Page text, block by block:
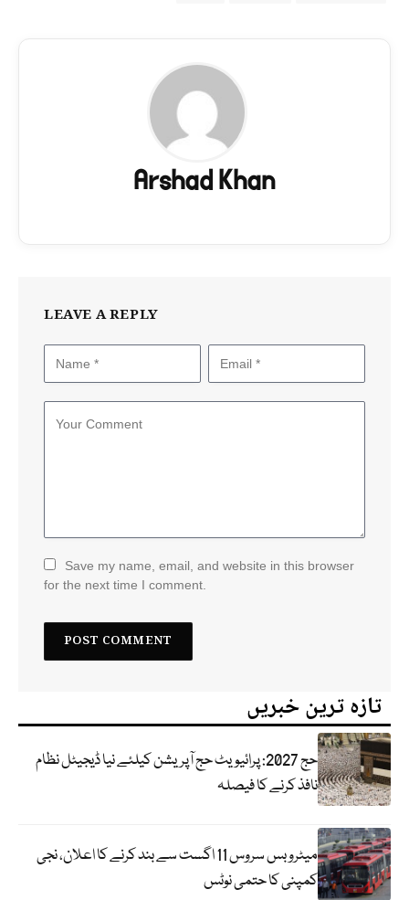
Arshad Khan
LEAVE A REPLY
Save my name, email, and website in this browser
for the next time I comment.
تازہ ترین خبریں
حج 2027: پرائیویٹ حج آپریشن کیلئے نیا ڈیجیٹل نظام
نافذ کرنے کا فیصلہ
میٹرو بس سروس 11 اگست سے بند کرنے کا اعلان، نجی
کمپنی کا حتمی نوٹس